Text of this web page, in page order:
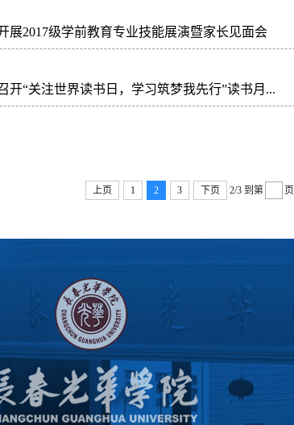
展2017级学前教育专业技能展演暨家长见面会
开“关注世界读书日，学习筑梦我先行”读书月...
上页 1 2 3 下页 2/3 到第 页